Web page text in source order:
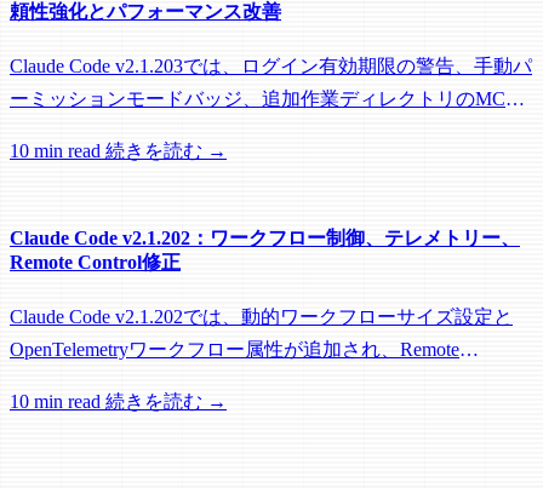
頼性強化とパフォーマンス改善
Claude Code v2.1.203では、ログイン有効期限の警告、手動パ
ーミッションモードバッジ、追加作業ディレクトリのMCP
パフォーマンスに関する多数の修正が含まれています。
10 min read 続きを読む →
Claude Code v2.1.202：ワークフロー制御、テレメトリー、
Remote Control修正
Claude Code v2.1.202では、動的ワークフローサイズ設定と
OpenTelemetryワークフロー属性が追加され、Remote
の修正が含まれています。
10 min read 続きを読む →